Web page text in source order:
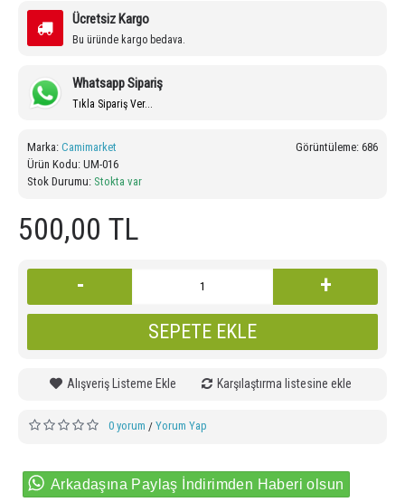
Ücretsiz Kargo
Bu üründe kargo bedava.
Whatsapp Sipariş
Tıkla Sipariş Ver...
Görüntüleme: 686
Marka: Camimarket
Ürün Kodu: UM-016
Stok Durumu: Stokta var
500,00 TL
- +
SEPETE EKLE
Alışveriş Listeme Ekle Karşılaştırma listesine ekle
0 yorum / Yorum Yap
Arkadaşına Paylaş İndirimden Haberi olsun